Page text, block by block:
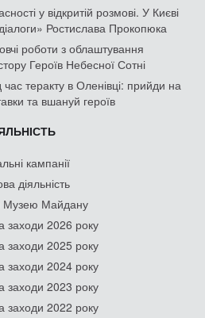
у відкритій розмові. У Києві
Ростислава Прокопюка
роботи з облаштування
Героїв Небесної Сотні
час теракту в Оленівці: прийди на
та вшануй героїв
кампанії
діяльність
Музею Майдану
заходи 2026 року
заходи 2025 року
заходи 2024 року
заходи 2023 року
заходи 2022 року